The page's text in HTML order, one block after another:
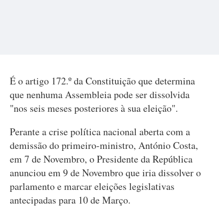
É o artigo 172.º da Constituição que determina
que nenhuma Assembleia pode ser dissolvida
"nos seis meses posteriores à sua eleição".
Perante a crise política nacional aberta com a
demissão do primeiro-ministro, António Costa,
em 7 de Novembro, o Presidente da República
anunciou em 9 de Novembro que iria dissolver o
parlamento e marcar eleições legislativas
antecipadas para 10 de Março.